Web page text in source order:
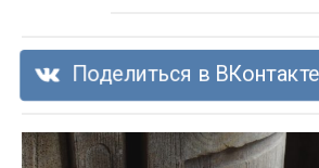
Поделиться в ВКонтакте